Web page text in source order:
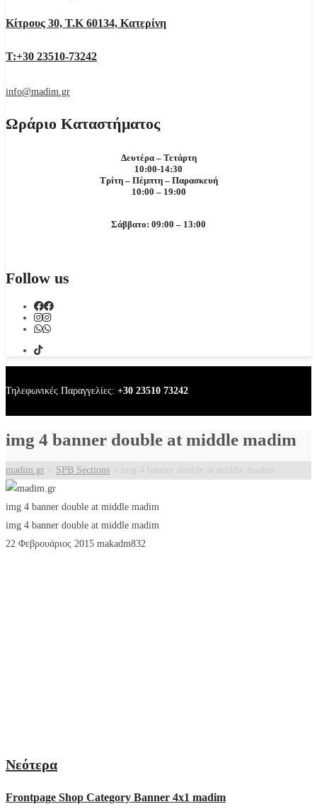
Κίτρους 30, Τ.Κ 60134, Κατερίνη
Τ:+30 23510-73242
info@madim.gr
Ωράριο Καταστήματος
Δευτέρα – Τετάρτη
10:00-14:30
Τρίτη – Πέμπτη – Παρασκευή
10:00 – 19:00
Σάββατο: 09:00 – 13:00
Follow us
Τηλεφωνικές Παραγγελίες: +30 23510 73242
img 4 banner double at middle madim
madim.gr SPB Sections img 4 banner double at middle madim
img 4 banner double at middle madim
img 4 banner double at middle madim
22 Φεβρουάριος 2015 makadm832
Νεότερα
Frontpage Shop Category Banner 4x1 madim